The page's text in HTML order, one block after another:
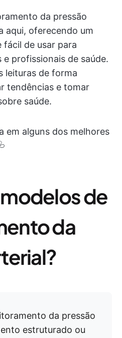
da pressão
aqui, oferecendo um
de usar para
profissionais de saúde.
leituras de forma
tendências e tomar
saúde.
em alguns dos melhores
de
da
da pressão
estruturado ou